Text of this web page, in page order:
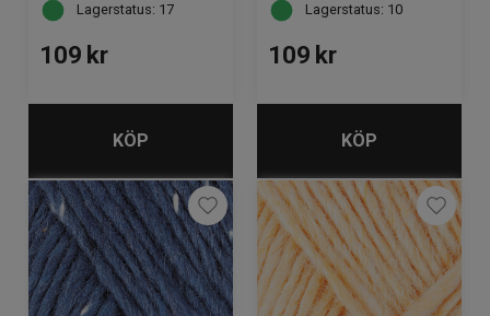
Lagerstatus: 17
109 kr
KÖP
Lagerstatus: 10
109 kr
KÖP